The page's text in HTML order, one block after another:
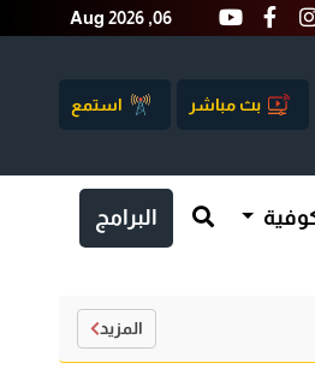
Aug 2026 ,06
بث مباشر استمع
البرامج
المزيد